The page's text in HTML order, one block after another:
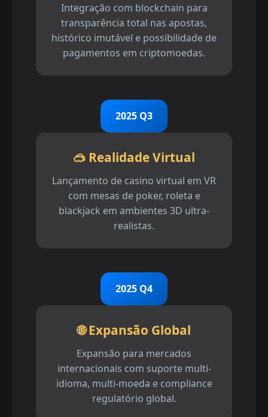
Integração com blockchain para
transparência total nas apostas,
histórico imutável e possibilidade de
pagamentos em criptomoedas.
2025 Q3
🥽 Realidade Virtual
Lançamento de casino virtual em VR
com mesas de poker, roleta e
blackjack em ambientes 3D ultra-
realistas.
2025 Q4
🌐 Expansão Global
Expansão para mercados
internacionais com suporte multi-
idioma, multi-moeda e compliance
regulatório global.